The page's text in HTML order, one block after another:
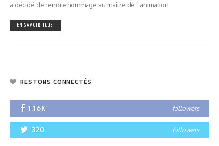
a décidé de rendre hommage au maître de l'animation
EN SAVOIR PLUS
RESTONS CONNECTÉS
1.16K followers
320 followers